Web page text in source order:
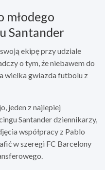
młodego
Santander
ekipę przy udziale
o tym, że niebawem do
wielka gwiazda futbolu z
jeden z najlepiej
Santander dziennikarzy,
współpracy z Pablo
w szeregi FC Barcelony